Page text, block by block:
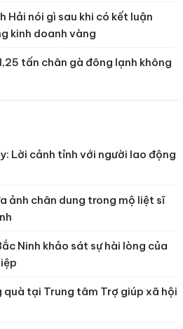
Hải nói gì sau khi có kết luận
kinh doanh vàng
tấn chân gà đông lạnh không
Lời cảnh tỉnh với người lao động
ảnh chân dung trong mộ liệt sĩ
Ninh khảo sát sự hài lòng của
quà tại Trung tâm Trợ giúp xã hội